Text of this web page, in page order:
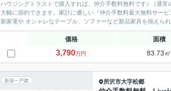
ハウジングトラストで購入すれば、仲介手数料無料です♪ （通常の仲介手数料は約
大幅に節約できます。家計に優しい『仲介手数料最大無料サービス』をぜひご利用ください！ 節約でき
価格 面積
3,790万円 83.73㎡
新築一戸建 所沢市大字松郷